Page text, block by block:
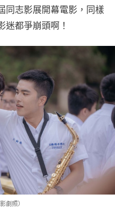
同志影展開幕電影，同樣
迷都爭崩頭啊！
劇照）